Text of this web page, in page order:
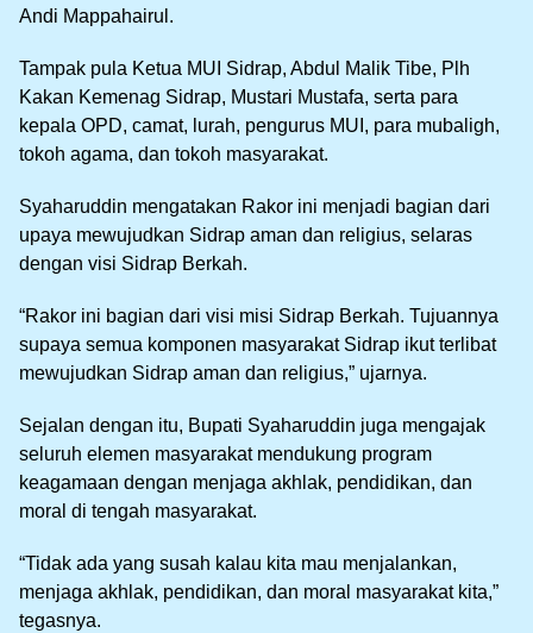
Andi Mappahairul.
Tampak pula Ketua MUI Sidrap, Abdul Malik Tibe, Plh
Kakan Kemenag Sidrap, Mustari Mustafa, serta para
kepala OPD, camat, lurah, pengurus MUI, para mubaligh,
tokoh agama, dan tokoh masyarakat.
Syaharuddin mengatakan Rakor ini menjadi bagian dari
upaya mewujudkan Sidrap aman dan religius, selaras
dengan visi Sidrap Berkah.
“Rakor ini bagian dari visi misi Sidrap Berkah. Tujuannya
supaya semua komponen masyarakat Sidrap ikut terlibat
mewujudkan Sidrap aman dan religius,” ujarnya.
Sejalan dengan itu, Bupati Syaharuddin juga mengajak
seluruh elemen masyarakat mendukung program
keagamaan dengan menjaga akhlak, pendidikan, dan
moral di tengah masyarakat.
“Tidak ada yang susah kalau kita mau menjalankan,
menjaga akhlak, pendidikan, dan moral masyarakat kita,”
tegasnya.